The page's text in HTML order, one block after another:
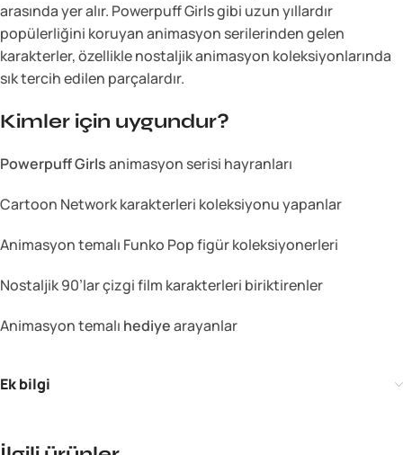
arasında yer alır. Powerpuff Girls gibi uzun yıllardır
popülerliğini koruyan animasyon serilerinden gelen
karakterler, özellikle nostaljik animasyon koleksiyonlarında
sık tercih edilen parçalardır.
Kimler için uygundur?
Powerpuff Girlsanimasyon serisi hayranları
Cartoon Network karakterleri koleksiyonu yapanlar
Animasyon temalı Funko Pop figür koleksiyonerleri
Nostaljik 90’lar çizgi film karakterleri biriktirenler
Animasyon temalı hediyearayanlar
Ek bilgi